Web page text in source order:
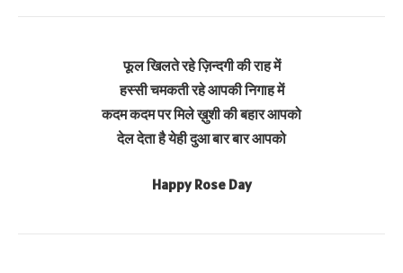
फूल खिलते रहे ज़िन्दगी की राह में
हस्सी चमकती रहे आपकी निगाह में
कदम कदम पर मिले ख़ुशी की बहार आपको
देल देता है येही दुआ बार बार आपको
Happy Rose Day